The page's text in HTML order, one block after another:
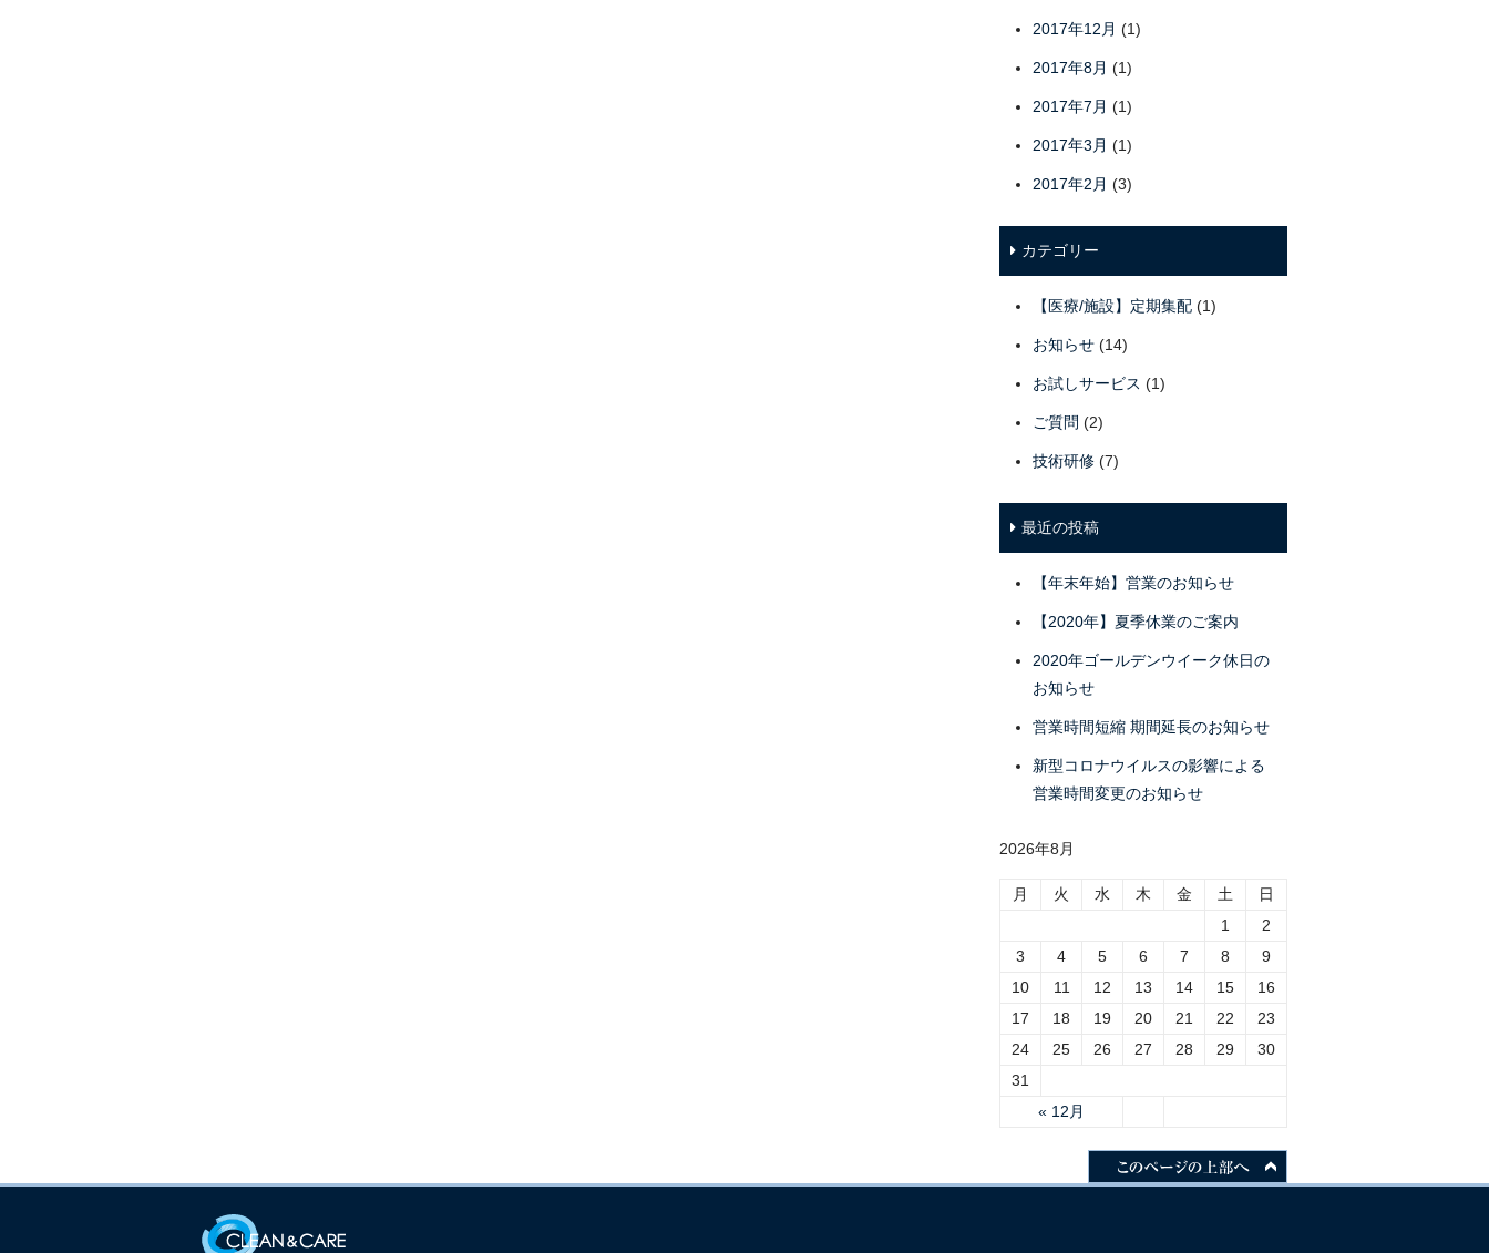
2017年12月 (1)
2017年8月 (1)
2017年7月 (1)
2017年3月 (1)
2017年2月 (3)
カテゴリー
【医療/施設】定期集配 (1)
お知らせ (14)
お試しサービス (1)
ご質問 (2)
技術研修 (7)
最近の投稿
【年末年始】営業のお知らせ
【2020年】夏季休業のご案内
2020年ゴールデンウイーク休日の
お知らせ
営業時間短縮 期間延長のお知らせ
新型コロナウイルスの影響による
営業時間変更のお知らせ
2026年8月
月 火 水 木 金 土 日
« 12月
1
2
3
4 5 6 7 8
9
10
11 12 13 14 15
16
17
18 19 20 21 22
23
24
25 26 27 28 29
30
31